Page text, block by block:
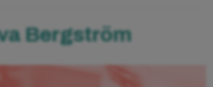
Bergström